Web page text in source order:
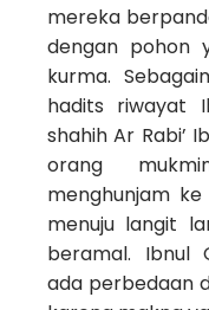
mereka
dengan pohon
kurma.
hadits riwayat
shahih Ar Rabi’
orang
menghunjam
menuju langit
beramal. Ibnul
ada perbedaan